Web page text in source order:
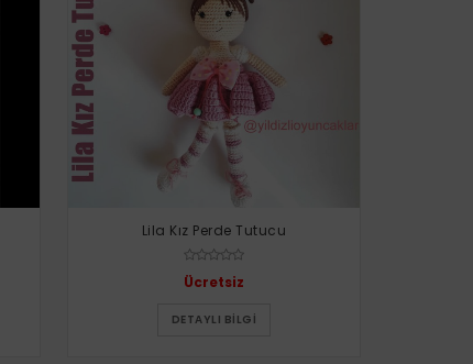
Lila Kız Perde Tutucu
Ücretsiz
DETAYLI BILGI